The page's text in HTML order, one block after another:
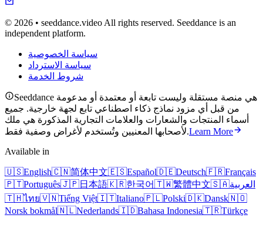
© 2026 • seeddance.video All rights reserved. Seeddance is an
independent platform.
سياسة الخصوصية
سياسة الاسترداد
شروط الخدمة
Seeddance هي منصة مستقلة وليست تابعة أو معتمدة أو مدعومة
من قبل أي مزود نماذج ذكاء اصطناعي تابع لجهة خارجية. جميع
أسماء المنتجات والشعارات والعلامات التجارية المذكورة هي ملك
لأصحابها المعنيين وتُستخدم لأغراض وصفية فقط.Learn More
Available in
🇺🇸English🇨🇳简体中文🇪🇸Español🇩🇪Deutsch🇫🇷Français
🇵🇹Português🇯🇵日本語🇰🇷한국어🇹🇼繁體中文🇸🇦العربية
🇹🇭ไทย🇻🇳Tiếng Việt🇮🇹Italiano🇵🇱Polski🇩🇰Dansk🇳🇴
Norsk bokmål🇳🇱Nederlands🇮🇩Bahasa Indonesia🇹🇷Türkçe